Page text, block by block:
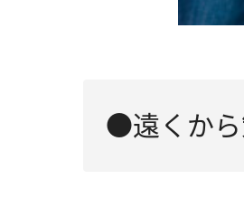
●遠くから